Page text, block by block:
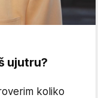
ujutru?
koliko